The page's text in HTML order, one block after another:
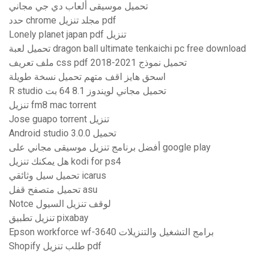
تحميل موسيقى ألعاب دي جي مجاني
حدد chrome مجلد تنزيل pdf
Lonely planet japan pdf تنزيل
تحميل لعبة dragon ball ultimate tenkaichi pc free download
ملف تعريف css pdf 2018-2021 تحميل نموذج
اسحق هايز اقف متهم تحميل نسخة طويلة
R studio تحميل مجاني لويندوز 8.1 64 بت
تنزيل fm8 mac torrent
Jose guapo torrent تنزيل
Android studio 3.0.0 تحميل
أفضل برنامج تنزيل موسيقى مجاني على google play
هل يمكنك تنزيل kodi for ps4
تحميل سيل وثائقي icarus
تحميل متصفح قفل asu
Notce لوقف تنزيل السيول
تنزيل تطبيق pixabay
Epson workforce wf-3640 برامج التشغيل والتنزيلات
Shopify طلب تنزيل pdf